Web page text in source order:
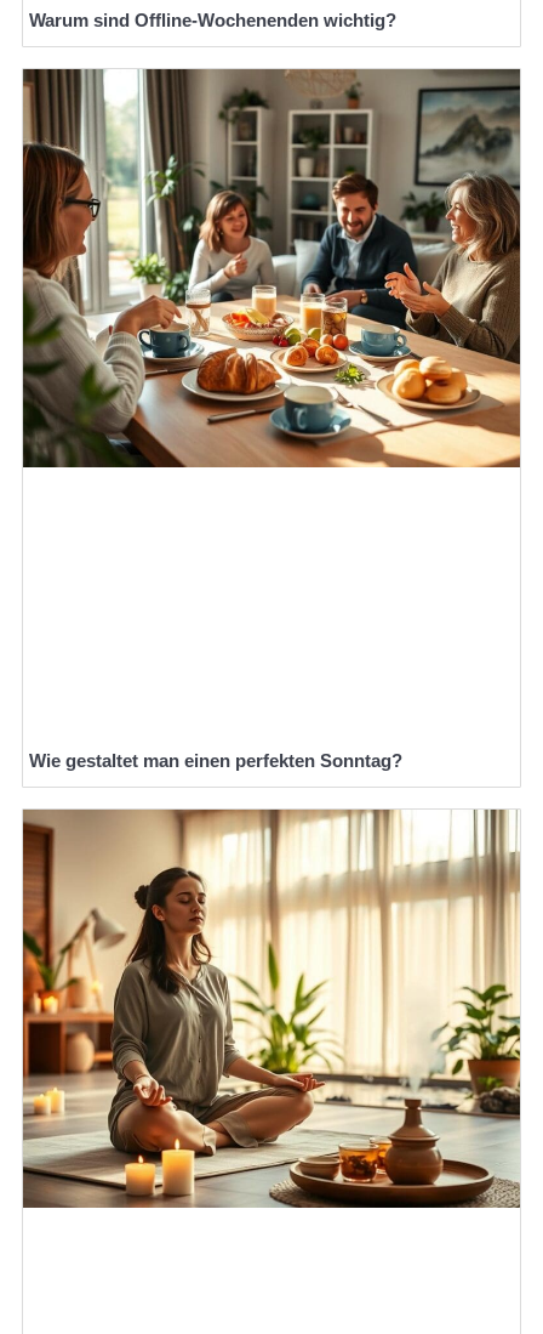
Warum sind Offline-Wochenenden wichtig?
Wie gestaltet man einen perfekten Sonntag?